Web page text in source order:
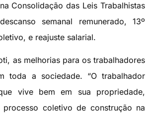
Consolidação das Leis Trabalhistas
semanal remunerado, 13º
e reajuste salarial.
as melhorias para os trabalhadores
toda a sociedade. “O trabalhador
vive bem em sua propriedade,
coletivo de construção na